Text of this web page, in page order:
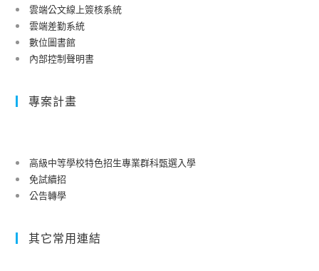
雲端公文線上簽核系統
雲端差勤系統
數位圖書館
內部控制聲明書
專案計畫
高級中等學校特色招生專業群科甄選入學
免試續招
公告轉學
其它常用連結